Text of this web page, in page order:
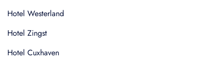
Hotel Westerland
Hotel Zingst
Hotel Cuxhaven